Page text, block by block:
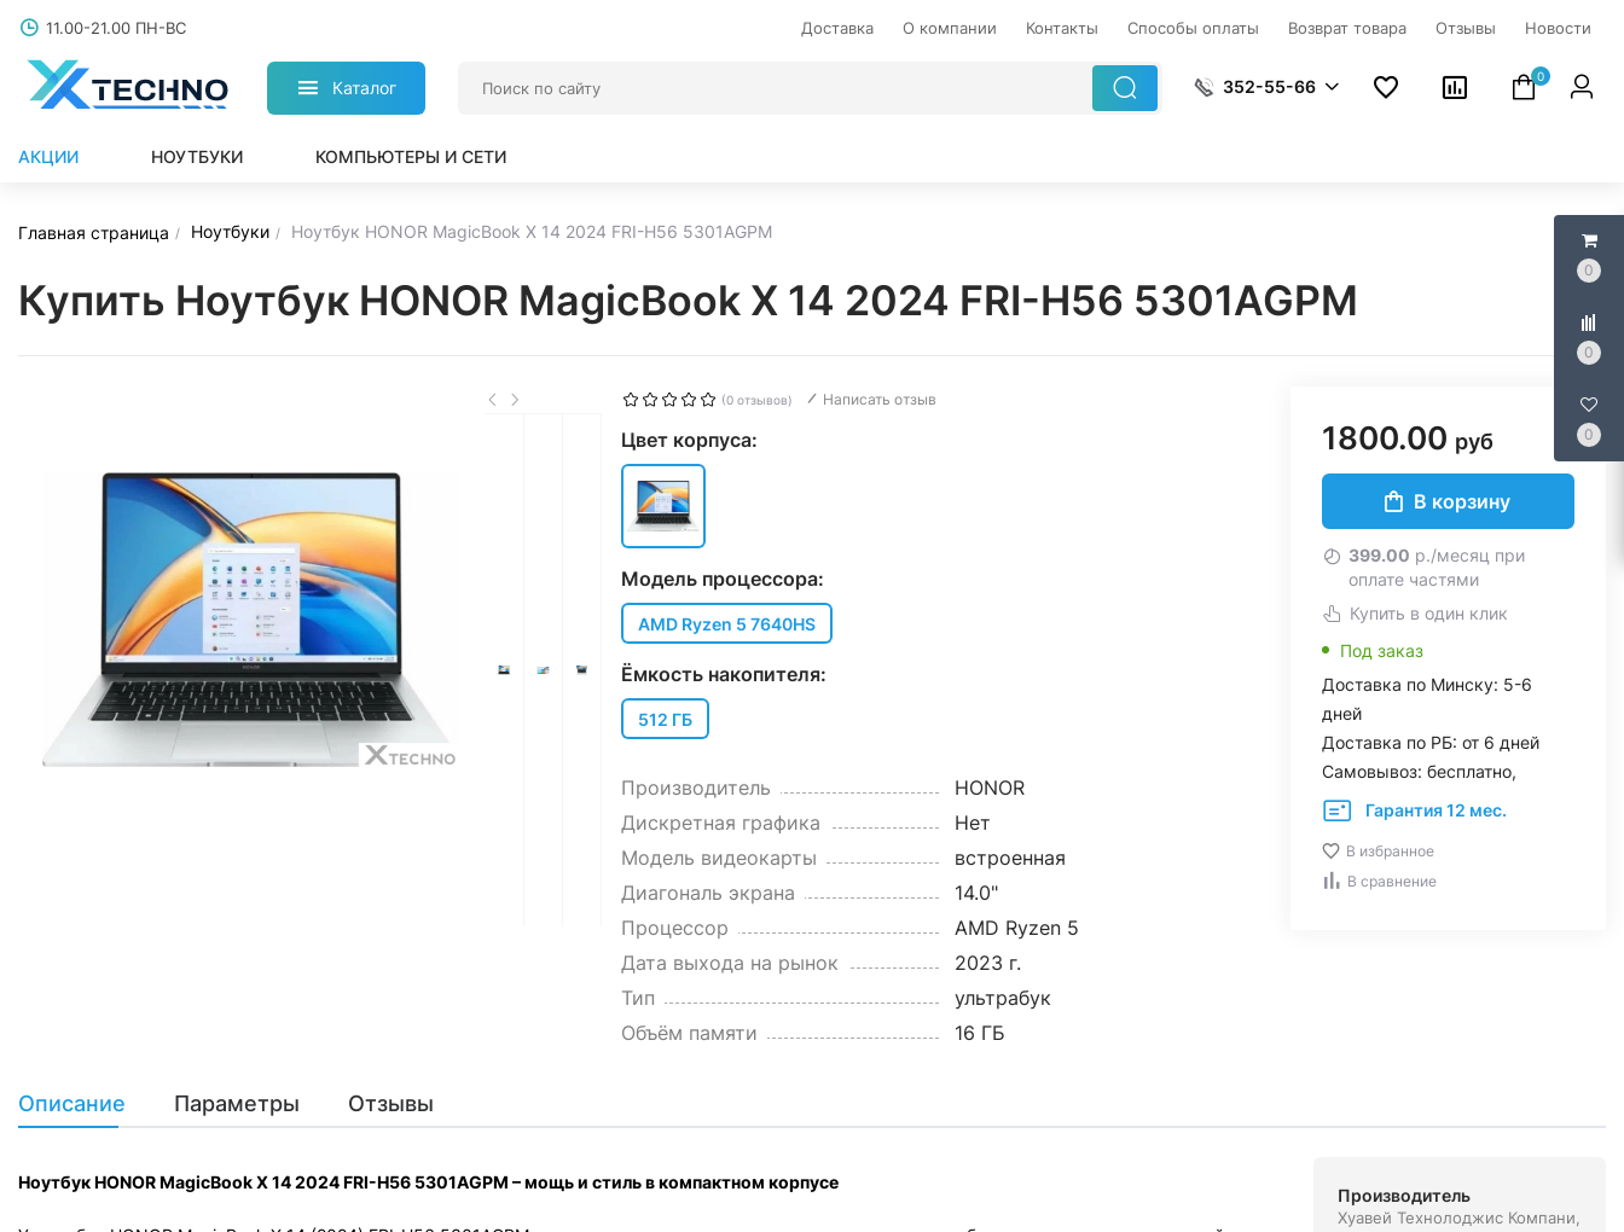
0
0
0
11.00-21.00 ПН-ВС Доставка О компании Контакты Способы оплаты Возврат товара Отзывы Новости
Каталог 352-55-66
0
АКЦИИ НОУТБУКИ КОМПЬЮТЕРЫ И СЕТИ
Главная страница Ноутбуки Ноутбук HONOR MagicBook X 14 2024 FRI-H56 5301AGPM
Купить Ноутбук HONOR MagicBook X 14 2024 FRI-H56 5301AGPM
(0 отзывов) Написать отзыв
Цвет корпуса:
Модель процессора:
AMD Ryzen 5 7640HS
Ёмкость накопителя:
512 ГБ
Производитель
HONOR
Дискретная графика
Нет
Модель видеокарты
встроенная
Диагональ экрана
14.0"
Процессор
AMD Ryzen 5
Дата выхода на рынок
2023 г.
Тип
ультрабук
Объём памяти
16 ГБ
1800.00 руб
В корзину
399.00 р./месяц при
оплате частями
Купить в один клик
Под заказ
Доставка по Минску: 5-6
дней
Доставка по РБ: от 6 дней
Самовывоз: бесплатно,
Гарантия 12 мес.
В избранное
В сравнение
Описание Параметры Отзывы
Ноутбук HONOR MagicBook X 14 2024FRI-H56 5301AGPM – мощь и стиль в компактном корпусе
Производитель
Хуавей Технолоджис Компани,